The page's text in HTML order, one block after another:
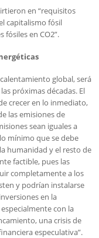
en “requisitos
capitalismo fósil
en CO2”.
global, será
próximas décadas. El
crecer en lo inmediato,
las emisiones de
sean iguales a
mínimo que se debe
humanidad y el resto de
factible, pues las
completamente a los
y podrían instalarse
en la
con la
una crisis de
especulativa”.